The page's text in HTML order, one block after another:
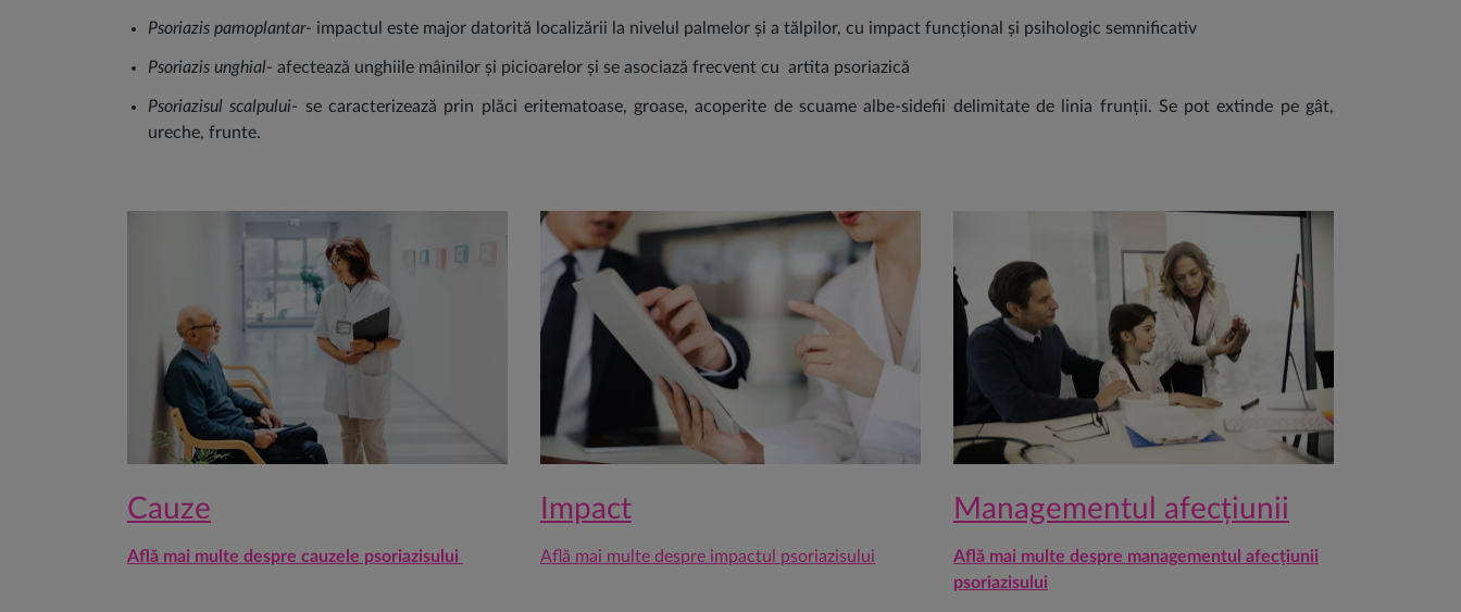
Psoriazis pamoplantar- impactul este major datorită localizării la nivelul palmelor și a tălpilor, cu impact funcțional și psihologic semnificativ
Psoriazis unghial- afectează unghiile mâinilor și picioarelor și se asociază frecvent cu artita psoriazică
Psoriazisul scalpului- se caracterizează prin plăci eritematoase, groase, acoperite de scuame albe-sidefii delimitate de linia frunții. Se pot extinde pe gât,
ureche, frunte.
Cauze
Află mai multe despre cauzele psoriazisului
Impact
Află mai multe despre impactul psoriazisului
Managementul afecțiunii
Află mai multe despre managementul afecțiunii
psoriazisului